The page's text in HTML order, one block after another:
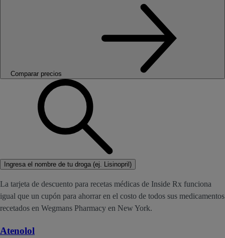
Comparar precios
Ingresa el nombre de tu droga (ej. Lisinopril)
La tarjeta de descuento para recetas médicas de Inside Rx funciona
igual que un cupón para ahorrar en el costo de todos sus medicamentos
recetados en Wegmans Pharmacy en New York.
Atenolol